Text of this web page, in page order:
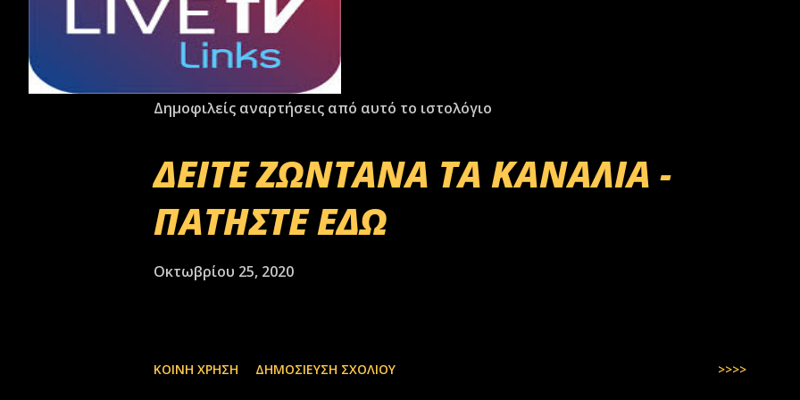
Δημοφιλείς αναρτήσεις από αυτό το ιστολόγιο
ΔΕΙΤΕ ΖΩΝΤΑΝΑ ΤΑ ΚΑΝΑΛΙΑ -
ΠΑΤΗΣΤΕ ΕΔΩ
Οκτωβρίου 25, 2020
ΚΟΙΝΉ ΧΡΉΣΗ ΔΗΜΟΣΊΕΥΣΗ ΣΧΟΛΊΟΥ >>>>